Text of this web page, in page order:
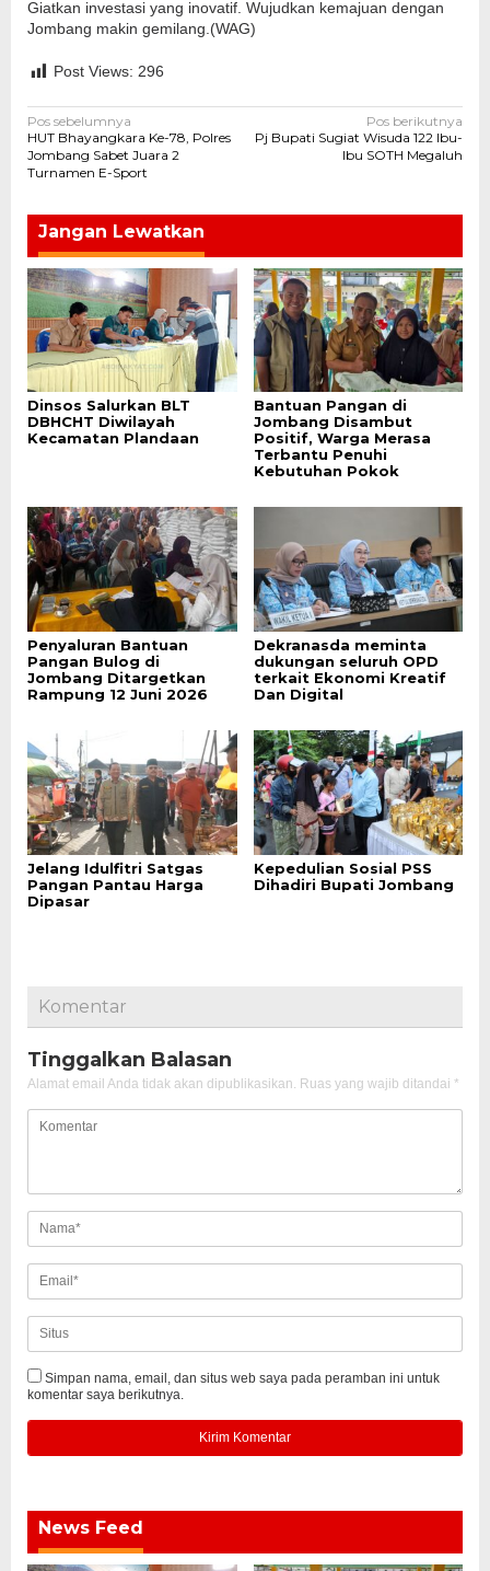
Giatkan investasi yang inovatif. Wujudkan kemajuan dengan
Jombang makin gemilang.(WAG)
Post Views: 296
Navigasi
pos
Pos sebelumnya
HUT Bhayangkara Ke-78, Polres
Jombang Sabet Juara 2
Turnamen E-Sport
Pos berikutnya
Pj Bupati Sugiat Wisuda 122 Ibu-
Ibu SOTH Megaluh
Jangan Lewatkan
Dinsos Salurkan BLT
DBHCHT Diwilayah
Kecamatan Plandaan
Bantuan Pangan di
Jombang Disambut
Positif, Warga Merasa
Terbantu Penuhi
Kebutuhan Pokok
Penyaluran Bantuan
Pangan Bulog di
Jombang Ditargetkan
Rampung 12 Juni 2026
Dekranasda meminta
dukungan seluruh OPD
terkait Ekonomi Kreatif
Dan Digital
Jelang Idulfitri Satgas
Pangan Pantau Harga
Dipasar
Kepedulian Sosial PSS
Dihadiri Bupati Jombang
Komentar
Tinggalkan Balasan
Alamat email Anda tidak akan dipublikasikan. Ruas yang wajib ditandai *
Simpan nama, email, dan situs web saya pada peramban ini untuk
komentar saya berikutnya.
News Feed